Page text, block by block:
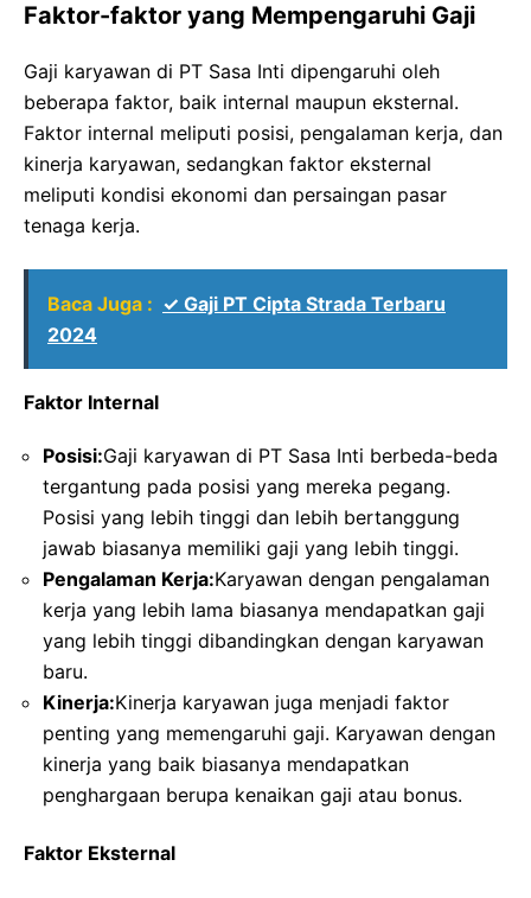
Faktor-faktor yang Mempengaruhi Gaji
Gaji karyawan di PT Sasa Inti dipengaruhi oleh
beberapa faktor, baik internal maupun eksternal.
Faktor internal meliputi posisi, pengalaman kerja, dan
kinerja karyawan, sedangkan faktor eksternal
meliputi kondisi ekonomi dan persaingan pasar
tenaga kerja.
Baca Juga : ✓ Gaji PT Cipta Strada Terbaru
2024
Faktor Internal
Posisi:Gaji karyawan di PT Sasa Inti berbeda-beda
tergantung pada posisi yang mereka pegang.
Posisi yang lebih tinggi dan lebih bertanggung
jawab biasanya memiliki gaji yang lebih tinggi.
Pengalaman Kerja:Karyawan dengan pengalaman
kerja yang lebih lama biasanya mendapatkan gaji
yang lebih tinggi dibandingkan dengan karyawan
baru.
Kinerja:Kinerja karyawan juga menjadi faktor
penting yang memengaruhi gaji. Karyawan dengan
kinerja yang baik biasanya mendapatkan
penghargaan berupa kenaikan gaji atau bonus.
Faktor Eksternal